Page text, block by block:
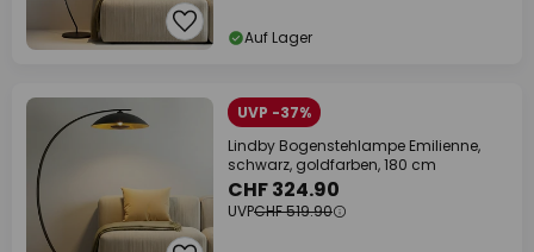
Auf Lager
UVP -37%
Lindby Bogenstehlampe Emilienne,
schwarz, goldfarben, 180 cm
CHF 324.90
UVPCHF 519.90